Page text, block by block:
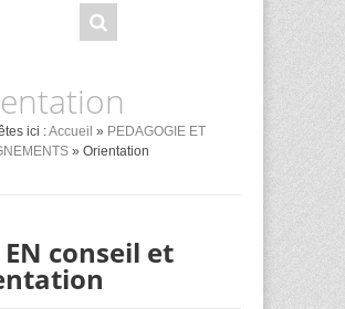
ici :Accueil » PEDAGOGIE ET
» Orientation
EN conseil et